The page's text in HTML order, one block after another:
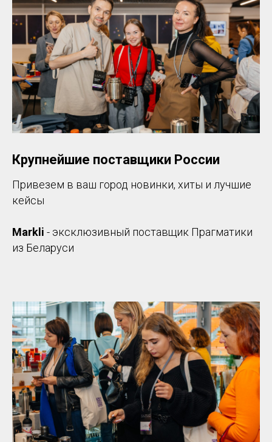
Крупнейшие поставщики России
Привезем в ваш город новинки, хиты и лучшие
кейсы
Markli - эксклюзивный поставщик Прагматики
из Беларуси